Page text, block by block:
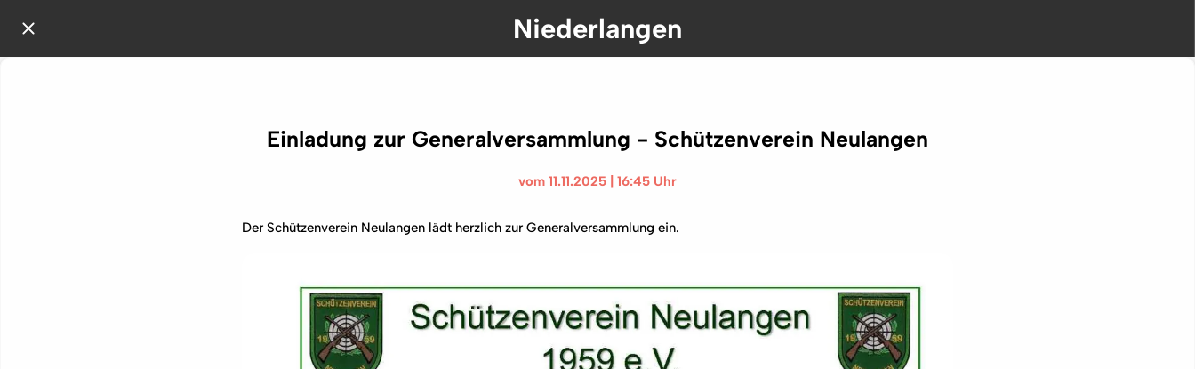
Niederlangen
Einladung zur Generalversammlung - Schützenverein Neulangen
vom 11.11.2025 | 16:45 Uhr
Der Schützenverein Neulangen lädt herzlich zur Generalversammlung ein.